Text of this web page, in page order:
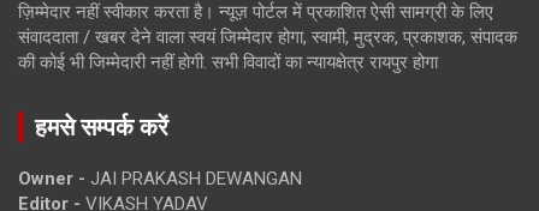
ज़िम्मेदार नहीं स्वीकार करता है। न्यूज़ पोर्टल में प्रकाशित ऐसी सामग्री के लिए
संवाददाता / खबर देने वाला स्वयं जिम्मेदार होगा, स्वामी, मुद्रक, प्रकाशक, संपादक
की कोई भी जिम्मेदारी नहीं होगी. सभी विवादों का न्यायक्षेत्र रायपुर होगा
हमसे सम्पर्क करें
Owner - JAI PRAKASH DEWANGAN
Editor - VIKASH YADAV